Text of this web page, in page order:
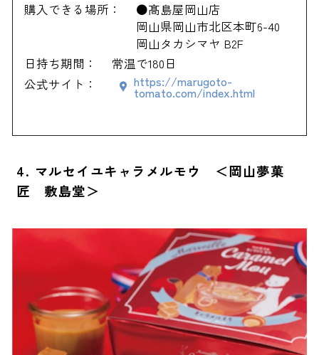
購入できる場所：
●髙島屋岡山店
岡山県岡山市北区本町6-40
岡山タカシマヤ B2F
日持ち期間：
常温で180日
公式サイト：
https://marugoto-
tomato.com/index.html
4. マルセイユキャラメルモウ ＜岡山夢菓
匠 敷島堂＞